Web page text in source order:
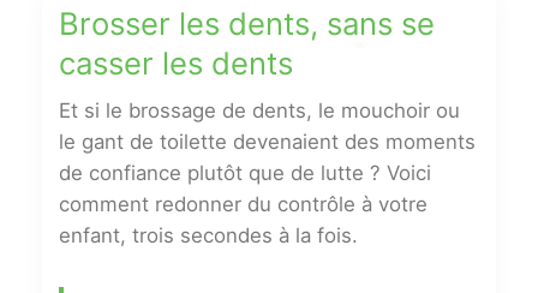
Brosser les dents, sans se
casser les dents
Et si le brossage de dents, le mouchoir ou
le gant de toilette devenaient des moments
de confiance plutôt que de lutte ? Voici
comment redonner du contrôle à votre
enfant, trois secondes à la fois.